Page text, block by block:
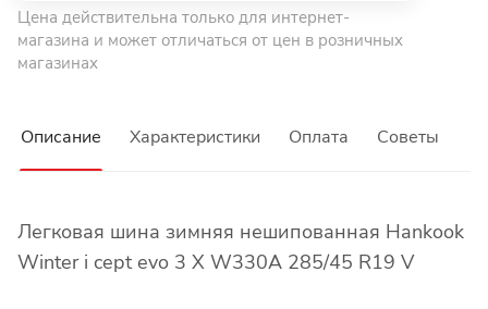
Цена действительна только для интернет-
магазина и может отличаться от цен в розничных
магазинах
Описание Характеристики Оплата Советы
Легковая шина зимняя нешипованная Hankook
Winter i cept evo 3 X W330A 285/45 R19 V